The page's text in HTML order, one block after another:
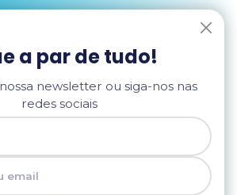
a par de tudo!
newsletter ou siga-nos nas
redes sociais